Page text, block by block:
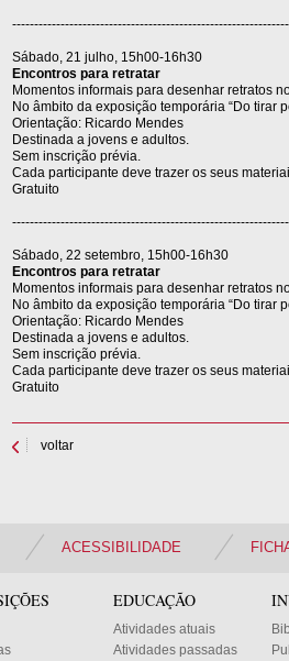
Sábado, 21 julho, 15h00-16h30
Encontros para retratar
Momentos informais para desenhar retratos
No âmbito da exposição temporária “Do tirar
Orientação: Ricardo Mendes
Destinada a jovens e adultos.
Sem inscrição prévia.
Cada participante deve trazer os seus
Gratuito
Sábado, 22 setembro, 15h00-16h30
Encontros para retratar
Momentos informais para desenhar retratos
No âmbito da exposição temporária “Do tirar
Orientação: Ricardo Mendes
Destinada a jovens e adultos.
Sem inscrição prévia.
Cada participante deve trazer os seus
Gratuito
voltar
ACESSIBILIDADE
EDUCAÇÃO
Atividades atuais
Atividades passadas